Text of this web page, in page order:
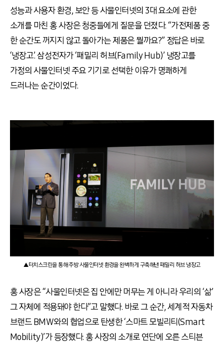
성능과 사용자 환경, 보안 등 사물인터넷의 3대 요소에 관한
소개를 마친 홍 사장은 청중들에게 질문을 던졌다. “가전제품 중
한 순간도 꺼지지 않고 돌아가는 제품은 뭘까요?” 정답은 바로
‘냉장고’. 삼성전자가 ‘패밀리 허브(Family Hub)’ 냉장고를
가정의 사물인터넷 주요 기기로 선택한 이유가 명쾌하게
드러나는 순간이었다.
▲터치스크린을 통해 주방 사물인터넷 환경을 완벽하게 구축해낸 패밀리 허브 냉장고
홍 사장은 “사물인터넷은 집 안에만 머무는 게 아니라 우리의 ‘삶’
그 자체에 적용돼야 한다”고 말했다. 바로 그 순간, 세계적 자동차
브랜드 BMW와의 협업으로 탄생한 ‘스마트 모빌리티(Smart
Mobility)’가 등장했다. 홍 사장의 소개로 연단에 오른 스티븐